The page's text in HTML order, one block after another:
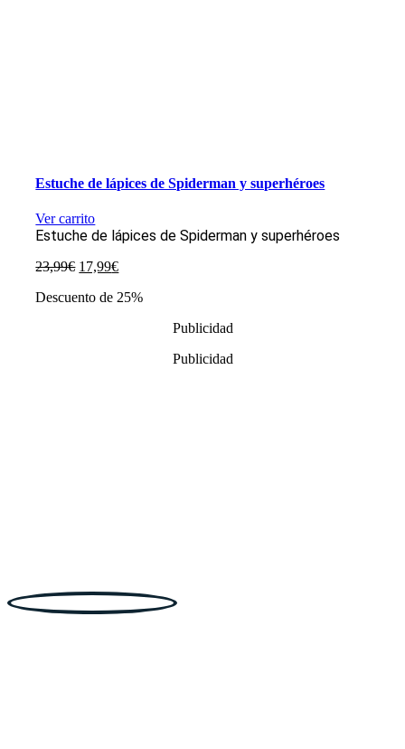
Estuche de lápices de Spiderman y superhéroes
Ver carrito
Estuche de lápices de Spiderman y superhéroes
23,99€ El
original
17,99€El
actual
Descuento de 25%
Publicidad
Publicidad